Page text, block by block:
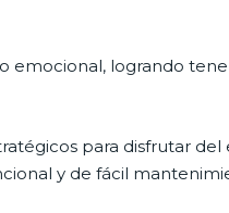
emocional, logrando
para disfrutar
y de fácil